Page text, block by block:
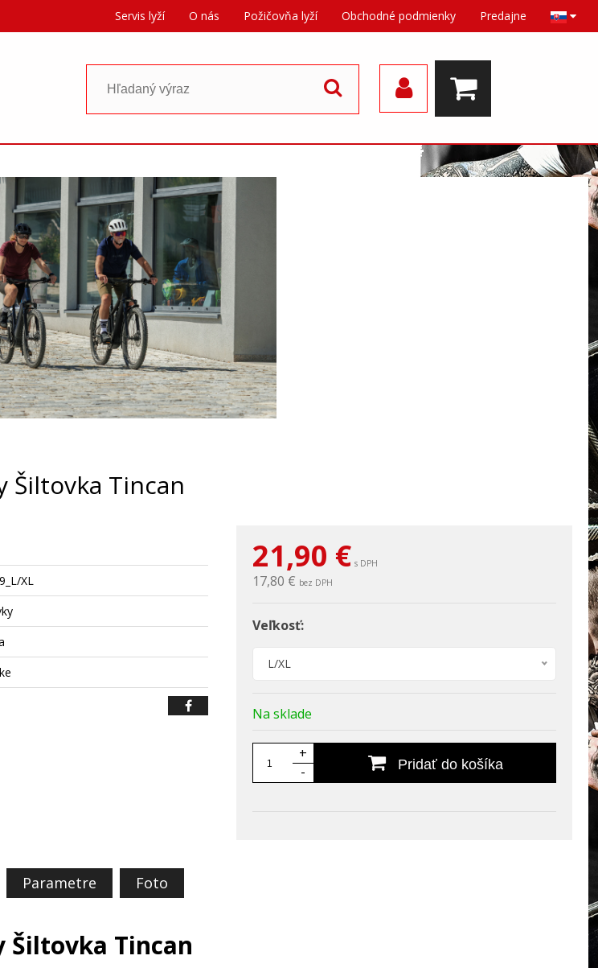
Servis lyží O nás Požičovňa lyží Obchodné podmienky Predajne
Šiltovka Tincan
21,90 € s DPH
17,80 € bez DPH
Veľkosť:
L/XL
Na sklade
+
-
Pridať do košíka
XL
Parametre Foto
Šiltovka Tincan